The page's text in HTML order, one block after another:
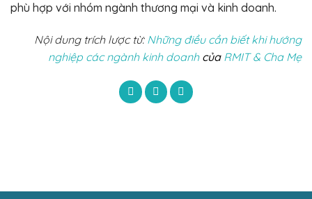
phù hợp với nhóm ngành thương mại và kinh doanh.
Nội dung trích lược từ: Những điều cần biết khi hướng
nghiệp các ngành kinh doanh của RMIT & Cha Mẹ